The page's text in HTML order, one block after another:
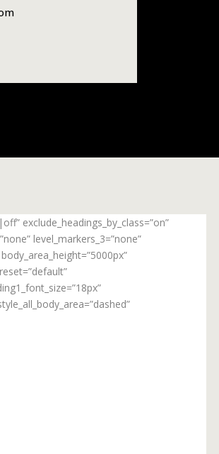
exclude_headings_by_class=”on”
level_markers_3=”none”